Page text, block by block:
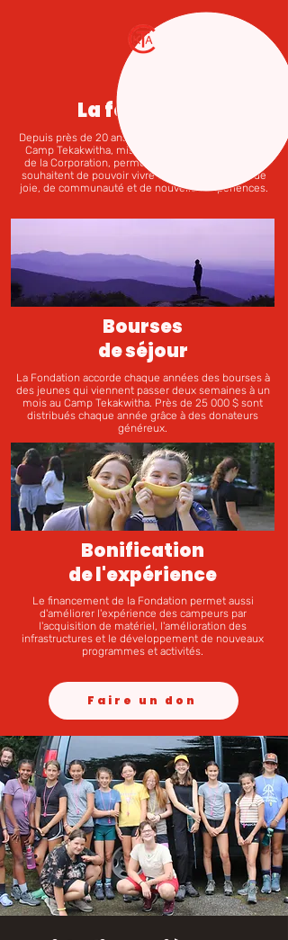
La fondation
Depuis près de 20 ans, le Fonds de la Fondation du
Camp Tekakwitha, mis en place par les membres
de la Corporation, permet à tous les jeunes qui le
souhaitent de pouvoir vivre un séjour empreint de
joie, de communauté et de nouvelles expériences.
Bourses
de séjour
La Fondation accorde chaque années des bourses à
des jeunes qui viennent passer deux semaines à un
mois au Camp Tekakwitha. Près de 25 000 $ sont
distribués chaque année grâce à des donateurs
généreux.
Bonification
de l'expérience
Le financement de la Fondation permet aussi
d'améliorer l'expérience des campeurs par
l'acquisition de matériel, l'amélioration des
infrastructures et le développement de nouveaux
programmes et activités.
Faire un don